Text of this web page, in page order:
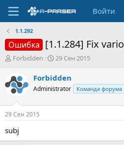
Войти
1.1.292
Ошибка [1.1.284] Fix
А
т
о
р
т
е
м
ы
Forbidden
Д
т
н
а
29 Сен 2015
Forbidden
Administrator Команда форума
29 Сен 2015
subj